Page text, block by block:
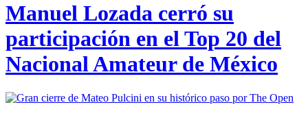
Manuel Lozada cerró su
participación en el Top 20 del
Nacional Amateur de México